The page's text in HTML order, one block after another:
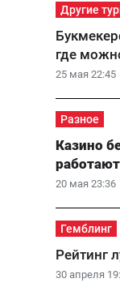
Другие
25 мая 22:45
где
Разное
20 мая 23:36
Казино
Гемблинг
30 апреля
Рейтинг